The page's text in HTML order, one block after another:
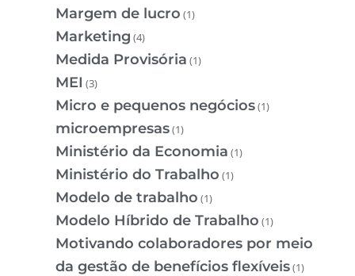
Margem de lucro (1)
Marketing (4)
Medida Provisória (1)
MEI (3)
Micro e pequenos negócios(1)
microempresas(1)
Ministério da Economia (1)
Ministério do Trabalho (1)
Modelo de trabalho (1)
Modelo Híbrido de Trabalho (1)
Motivando colaboradores por meio
da gestão de benefícios flexíveis(1)